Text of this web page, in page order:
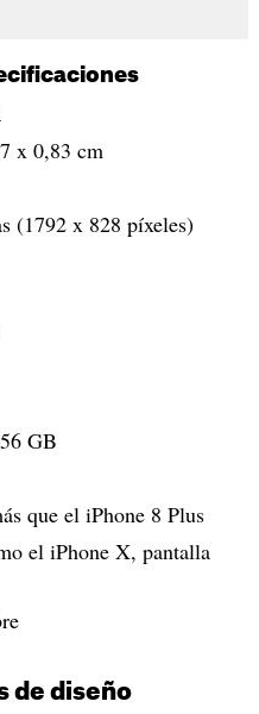
x 0,83 cm
(1792 x 828 píxeles)
GB
que el iPhone 8 Plus
el iPhone X, pantalla
de diseño